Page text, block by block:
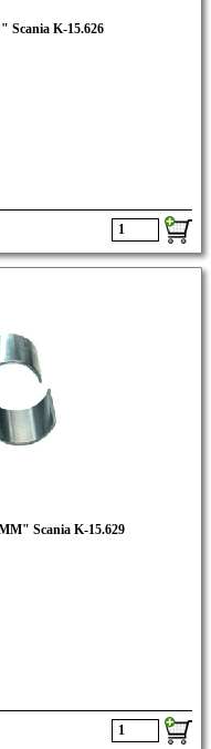
Scania K-15.626
Scania K-15.629